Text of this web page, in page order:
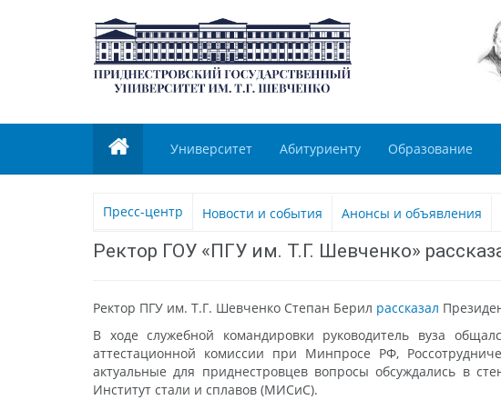
Университет Абитуриенту Образование
Пресс-центр Новости и события Анонсы и объявления
Ректор ГОУ «ПГУ им. Т.Г. Шевченко»
Ректор ПГУ им. Т.Г. Шевченко Степан Берил рассказал
В ходе служебной командировки руководитель вуза
аттестационной комиссии при Минпросе РФ,
актуальные для приднестровцев вопросы обсуждались в
Институт стали и сплавов (МИСиС).